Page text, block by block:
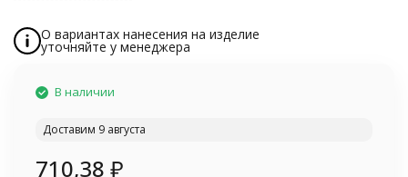
О вариантах нанесения на изделие
уточняйте у менеджера
В наличии
Доставим 9 августа
710,38 ₽